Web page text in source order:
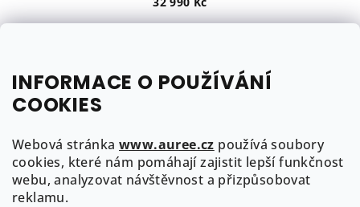
INFORMACE O POUŽÍVÁNÍ
COOKIES
Webová stránka www.auree.cz používá soubory
cookies, které nám pomáhají zajistit lepší funkčnost
webu, analyzovat návštěvnost a přizpůsobovat
reklamu.
O
v
1 položek celkem